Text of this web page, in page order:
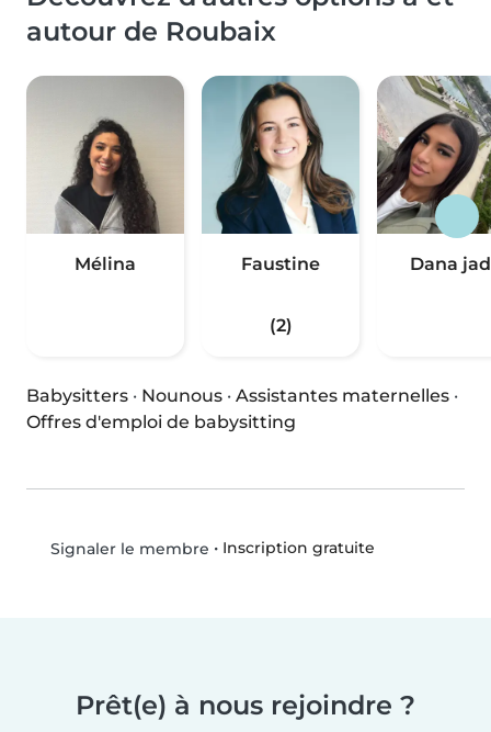
autour de Roubaix
Mélina Faustine
(2)
Dana
Babysitters · Nounous · Assistantes maternelles ·
Offres d'emploi de babysitting
Signaler le membre • Inscription gratuite
Prêt(e) à nous rejoindre ?